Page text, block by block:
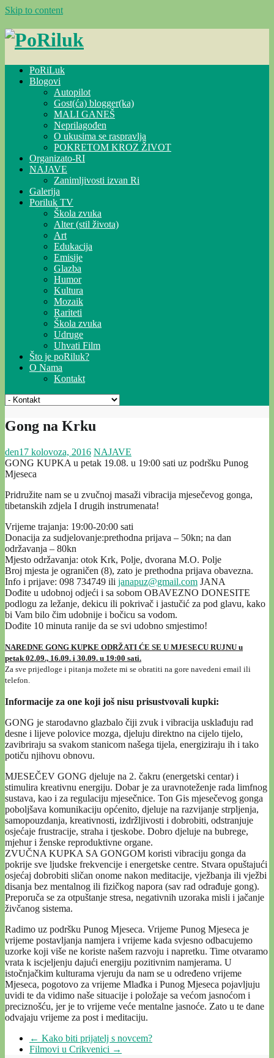
Skip to content
PoRiLuk
Blogovi
Autopilot
Gost(ća) blogger(ka)
MALI GANEŠ
Neprilagođen
O ukusima se raspravlja
POKRETOM KROZ ŽIVOT
Organizato-RI
NAJAVE
Zanimljivosti izvan Ri
Galerija
Poriluk TV
Škola zvuka
Alter (stil života)
Art
Edukacija
Emisije
Glazba
Humor
Kultura
Mozaik
Rariteti
Škola zvuka
Udruge
Uhvati Film
Što je poRiluk?
O Nama
Kontakt
Gong na Krku
den17 kolovoza, 2016 NAJAVE
GONG KUPKA u petak 19.08. u 19:00 sati uz podršku Punog
Mjeseca
Pridružite nam se u zvučnoj masaži vibracija mjesečevog gonga,
tibetanskih zdjela I drugih instrumenata!
Vrijeme trajanja: 19:00-20:00 sati
Donacija za sudjelovanje:prethodna prijava – 50kn; na dan
održavanja – 80kn
Mjesto održavanja: otok Krk, Polje, dvorana M.O. Polje
Broj mjesta je ograničen (8), zato je prethodna prijava obavezna.
Info i prijave: 098 734749 ili janapuz@gmail.com JANA
Dođite u udobnoj odjeći i sa sobom OBAVEZNO DONESITE
podlogu za ležanje, dekicu ili pokrivač i jastučić za pod glavu, kako
bi Vam bilo čim udobnije i bočicu sa vodom.
Dođite 10 minuta ranije da se svi udobno smjestimo!
NAREDNE GONG KUPKE ODRŽATI ĆE SE U MJESECU RUJNU u
petak 02.09., 16.09. i 30.09. u 19:00 sati.
Za sve prijedloge i pitanja možete mi se obratiti na gore navedeni email ili
telefon.
Informacije za one koji još nisu prisustvovali kupki:
GONG je starodavno glazbalo čiji zvuk i vibracija usklađuju rad
desne i lijeve polovice mozga, djeluju direktno na cijelo tijelo,
zavibriraju sa svakom stanicom našega tijela, energiziraju ih i tako
potiču njihovu obnovu.
MJESEČEV GONG djeluje na 2. čakru (energetski centar) i
stimulira kreativnu energiju. Dobar je za uravnoteženje rada limfnog
sustava, kao i za regulaciju mjesečnice. Ton Gis mjesečevog gonga
poboljšava komunikaciju općenito, djeluje na razvijanje strpljenja,
samopouzdanja, kreativnosti, izdržljivosti i dobrobiti, odstranjuje
osjećaje frustracije, straha i tjeskobe. Dobro djeluje na bubrege,
mjehur i ženske reproduktivne organe.
ZVUČNA KUPKA SA GONGOM koristi vibraciju gonga da
pokrije sve ljudske frekvencije i energetske centre. Stvara opuštajući
osjećaj dobrobiti sličan onome nakon meditacije, vježbanja ili vježbi
disanja bez mentalnog ili fizičkog napora (sav rad odrađuje gong).
Preporuča se za otpuštanje stresa, negativnih uzoraka misli i jačanje
živčanog sistema.
Radimo uz podršku Punog Mjeseca. Vrijeme Punog Mjeseca je
vrijeme postavljanja namjera i vrijeme kada svjesno odbacujemo
uzorke koji više ne koriste našem razvoju i napretku. Time otvaramo
vrata k iscjeljenju dajući energiju pozitivnim namjerama. U
istočnjačkim kulturama vjeruju da nam se u određeno vrijeme
Mjeseca, pogotovo za vrijeme Mlađka i Punog Mjeseca pojavljuju
uvidi te da vidimo naše situacije i položaje sa većom jasnoćom i
preciznošću, jer je to vrijeme veće mentalne jasnoće. Zato u te dane
odvajaju vrijeme za post i meditaciju.
← Kako biti prijatelj s novcem?
Filmovi u Crikvenici →